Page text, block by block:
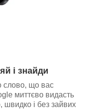
і знайди
слово, що вас
миттєво видасть
швидко і без зайвих